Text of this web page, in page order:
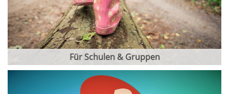
Für Schulen & Gruppen